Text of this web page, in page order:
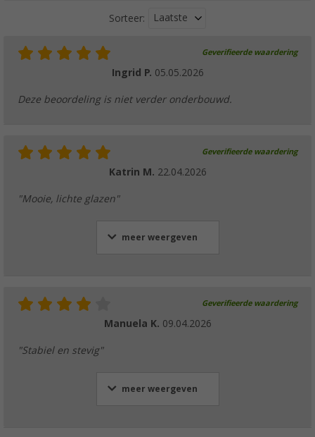
Berger siliconen dekselset, 4-delig, voor
€ 3,99Adviesprijs
In meerdere uitvoeringen verkrijgbaar
Berger Woola vilten opbergbak voor 6 of
Camplife Izma RPET servies 12-delig voor
(8)
Sorteer: Laatste
Geverifieerde waardering
Ingrid P. 05.05.2026
Deze beoordeling is niet verder onderbouwd.
Geverifieerde waardering
Katrin M. 22.04.2026
"Mooie, lichte glazen"
meer weergeven
Geverifieerde waardering
Manuela K. 09.04.2026
"Stabiel en stevig"
meer weergeven